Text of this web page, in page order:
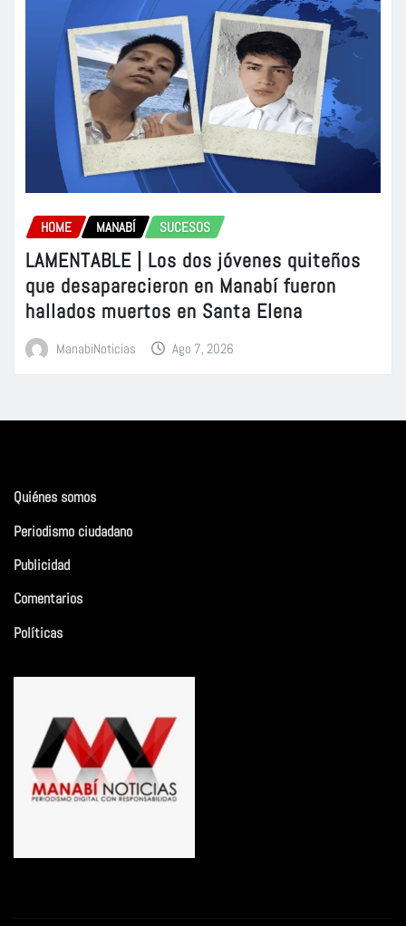
HOME MANABÍ SUCESOS
LAMENTABLE | Los dos jóvenes quiteños
que desaparecieron en Manabí fueron
hallados muertos en Santa Elena
ManabiNoticias Ago 7, 2026
Quiénes somos
Periodismo ciudadano
Publicidad
Comentarios
Políticas